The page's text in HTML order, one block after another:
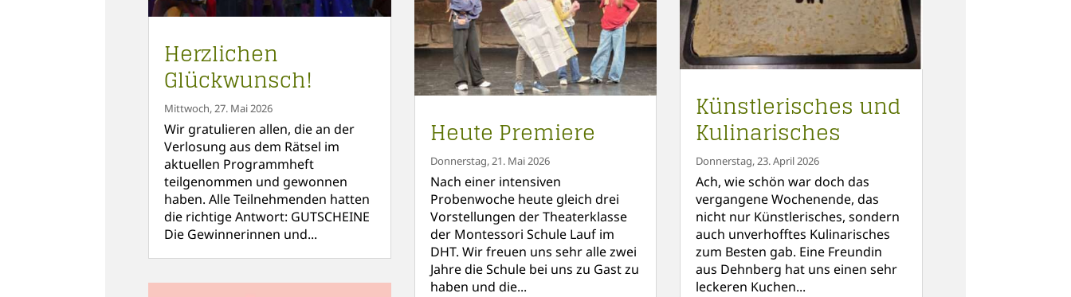
Herzlichen
Glückwunsch!
Mittwoch, 27. Mai 2026
Wir gratulieren allen, die an der
Verlosung aus dem Rätsel im
aktuellen Programmheft
teilgenommen und gewonnen
haben. Alle Teilnehmenden hatten
die richtige Antwort: GUTSCHEINE
Die Gewinnerinnen und...
Heute Premiere
Donnerstag, 21. Mai 2026
Nach einer intensiven
Probenwoche heute gleich drei
Vorstellungen der Theaterklasse
der Montessori Schule Lauf im
DHT. Wir freuen uns sehr alle zwei
Jahre die Schule bei uns zu Gast zu
haben und die...
Künstlerisches und
Kulinarisches
Donnerstag, 23. April 2026
Ach, wie schön war doch das
vergangene Wochenende, das
nicht nur Künstlerisches, sondern
auch unverhofftes Kulinarisches
zum Besten gab. Eine Freundin
aus Dehnberg hat uns einen sehr
leckeren Kuchen...